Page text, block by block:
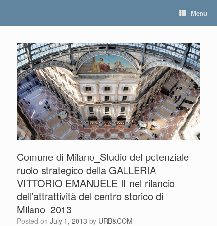
Menu
Comune di Milano_Studio del potenziale
ruolo strategico della GALLERIA
VITTORIO EMANUELE II nel rilancio
dell’attrattività del centro storico di
Milano_2013
Posted on July 1, 2013 by URB&COM